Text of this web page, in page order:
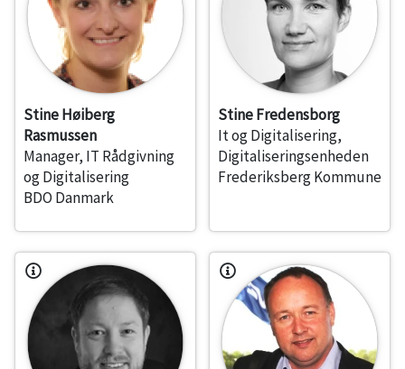
Stine Høiberg
Rasmussen
Manager, IT Rådgivning
og Digitalisering
BDO Danmark
Stine Fredensborg
It og Digitalisering,
Digitaliseringsenheden
Frederiksberg Kommune